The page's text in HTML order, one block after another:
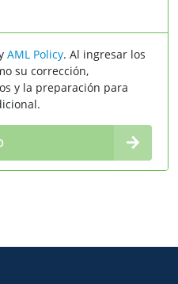
AML Policy. Al ingresar los
su corrección,
y la preparación para